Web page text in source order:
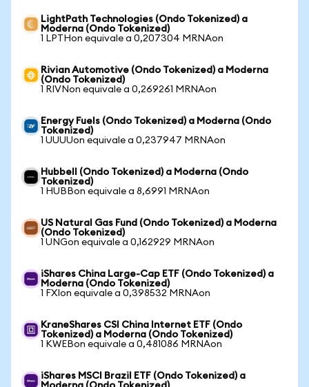
LightPath Technologies (Ondo Tokenized) a
Moderna (Ondo Tokenized)
1 LPTHon equivale a 0,207304 MRNAon
Rivian Automotive (Ondo Tokenized) a Moderna
(Ondo Tokenized)
1 RIVNon equivale a 0,269261 MRNAon
Energy Fuels (Ondo Tokenized) a Moderna (Ondo
Tokenized)
1 UUUUon equivale a 0,237947 MRNAon
Hubbell (Ondo Tokenized) a Moderna (Ondo
Tokenized)
1 HUBBon equivale a 8,6991 MRNAon
US Natural Gas Fund (Ondo Tokenized) a Moderna
(Ondo Tokenized)
1 UNGon equivale a 0,162929 MRNAon
iShares China Large-Cap ETF (Ondo Tokenized) a
Moderna (Ondo Tokenized)
1 FXIon equivale a 0,398532 MRNAon
KraneShares CSI China Internet ETF (Ondo
Tokenized) a Moderna (Ondo Tokenized)
1 KWEBon equivale a 0,481086 MRNAon
iShares MSCI Brazil ETF (Ondo Tokenized) a